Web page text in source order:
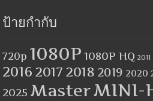
ป้ายกำกับ
720p 1080P 1080P HQ 2011
2016 2017 2018 2019 2020
2025 MasterMINI-